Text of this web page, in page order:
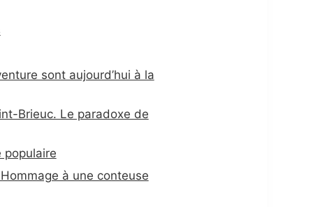
sont aujourd’hui à la
Brieuc. Le paradoxe de
populaire
à une conteuse